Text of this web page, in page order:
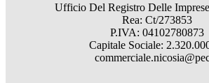
Ufficio Del Registro Delle
Rea: Ct/273853
P.IVA: 04102780873
Capitale Sociale: